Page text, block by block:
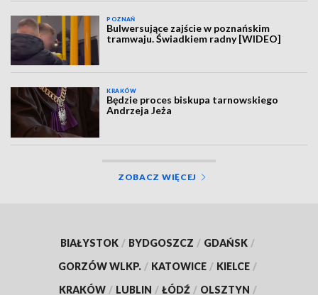
POZNAŃ
Bulwersujące zajście w poznańskim
tramwaju. Świadkiem radny [WIDEO]
KRAKÓW
Będzie proces biskupa tarnowskiego
Andrzeja Jeża
ZOBACZ WIĘCEJ
BIAŁYSTOK / BYDGOSZCZ / GDAŃSK /
GORZÓW WLKP. / KATOWICE / KIELCE /
KRAKÓW / LUBLIN / ŁÓDŹ / OLSZTYN /